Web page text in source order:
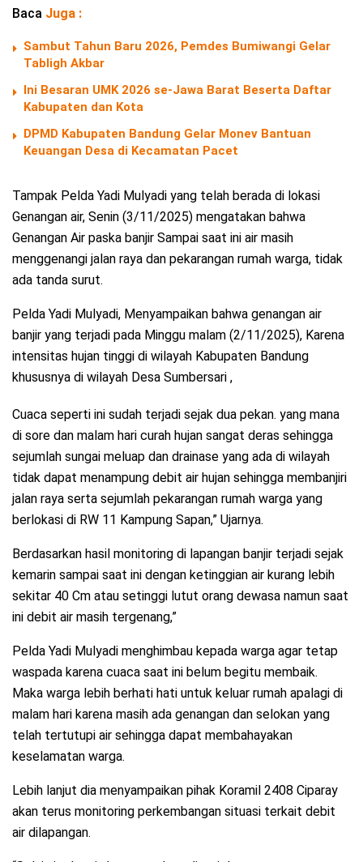
Baca Juga :
Sambut Tahun Baru 2026, Pemdes Bumiwangi Gelar
Tabligh Akbar
Ini Besaran UMK 2026 se-Jawa Barat Beserta Daftar
Kabupaten dan Kota
DPMD Kabupaten Bandung Gelar Monev Bantuan
Keuangan Desa di Kecamatan Pacet
Tampak Pelda Yadi Mulyadi yang telah berada di lokasi
Genangan air, Senin (3/11/2025) mengatakan bahwa
Genangan Air paska banjir Sampai saat ini air masih
menggenangi jalan raya dan pekarangan rumah warga, tidak
ada tanda surut.
Pelda Yadi Mulyadi, Menyampaikan bahwa genangan air
banjir yang terjadi pada Minggu malam (2/11/2025), Karena
intensitas hujan tinggi di wilayah Kabupaten Bandung
khususnya di wilayah Desa Sumbersari ,
Cuaca seperti ini sudah terjadi sejak dua pekan. yang mana
di sore dan malam hari curah hujan sangat deras sehingga
sejumlah sungai meluap dan drainase yang ada di wilayah
tidak dapat menampung debit air hujan sehingga membanjiri
jalan raya serta sejumlah pekarangan rumah warga yang
berlokasi di RW 11 Kampung Sapan,” Ujarnya.
Berdasarkan hasil monitoring di lapangan banjir terjadi sejak
kemarin sampai saat ini dengan ketinggian air kurang lebih
sekitar 40 Cm atau setinggi lutut orang dewasa namun saat
ini debit air masih tergenang,”
Pelda Yadi Mulyadi menghimbau kepada warga agar tetap
waspada karena cuaca saat ini belum begitu membaik.
Maka warga lebih berhati hati untuk keluar rumah apalagi di
malam hari karena masih ada genangan dan selokan yang
telah tertutupi air sehingga dapat membahayakan
keselamatan warga.
Lebih lanjut dia menyampaikan pihak Koramil 2408 Ciparay
akan terus monitoring perkembangan situasi terkait debit
air dilapangan.